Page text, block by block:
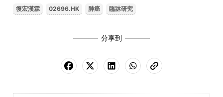
復宏漢霖 02696.HK 肺癌 臨牀研究
分享到